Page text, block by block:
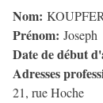
Nom:
Prénom: Joseph
Date de début
Adresses
21, rue Hoche